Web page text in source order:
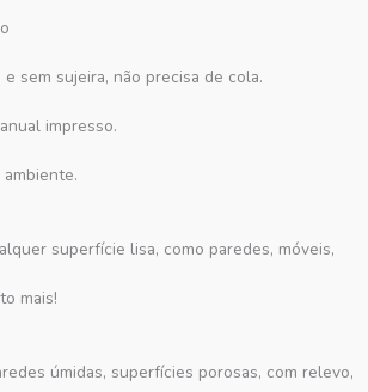
e sem sujeira, não precisa de cola.
impresso.
superfície lisa, como paredes, móveis,
mais!
úmidas, superfícies porosas, com relevo,